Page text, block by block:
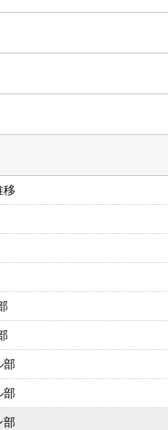
移
部
部
部